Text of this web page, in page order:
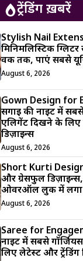
ट्रेंडिंग ख़बरें
Stylish Nail
मिनिमलिस्टिक
वर्क तक, पाएं सबसे
August 6, 2026
Gown Design for
सगाई की नाइट में
एलिगेंट दिखने के लिए
डिज़ाइन्स
August 6, 2026
Short Kurti
और ग्रेसफुल
ओवरऑल लुक में लगा
August 6, 2026
Saree for
नाइट में सबसे
लिए लेटेस्ट और ट्रेंडिंग